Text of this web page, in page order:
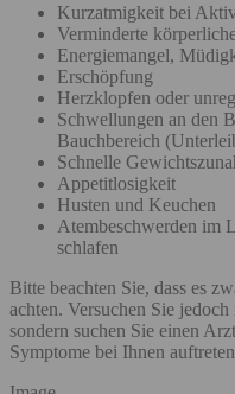
Kurzatmigkeit bei
Verminderte
Energiemangel,
Erschöpfung
Herzklopfen oder
Schwellungen an den
Bauchbereich
Schnelle
Appetitlosigkeit
Husten und Keuchen
Atembeschwerden im
schlafen
Bitte beachten Sie, dass es
achten. Versuchen Sie
sondern suchen Sie einen
Symptome bei Ihnen